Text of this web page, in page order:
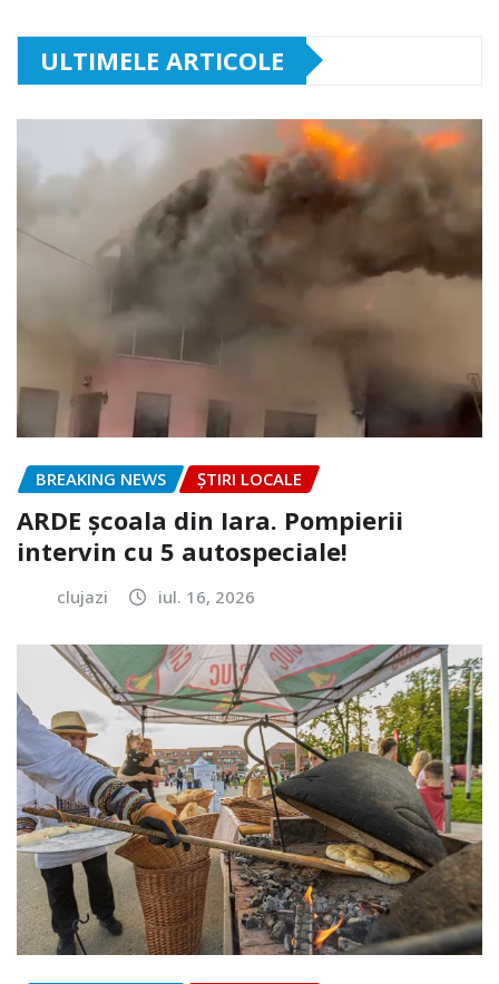
ULTIMELE ARTICOLE
BREAKING NEWS ȘTIRI LOCALE
ARDE școala din Iara. Pompierii
intervin cu 5 autospeciale!
clujazi iul. 16, 2026